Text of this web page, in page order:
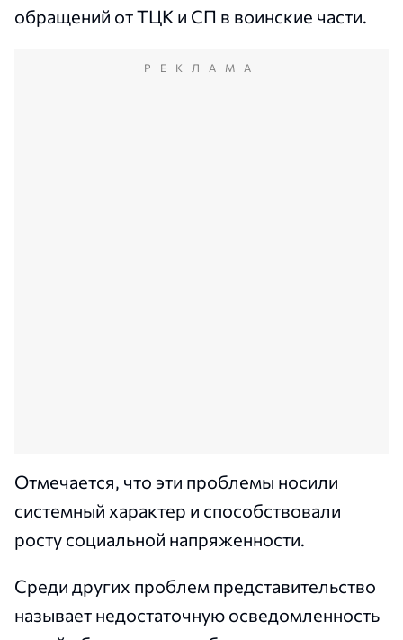
обращений от ТЦК и СП в воинские части.
РЕКЛАМА
Отмечается, что эти проблемы носили
системный характер и способствовали
росту социальной напряженности.
Среди других проблем представительство
называет недостаточную осведомленность